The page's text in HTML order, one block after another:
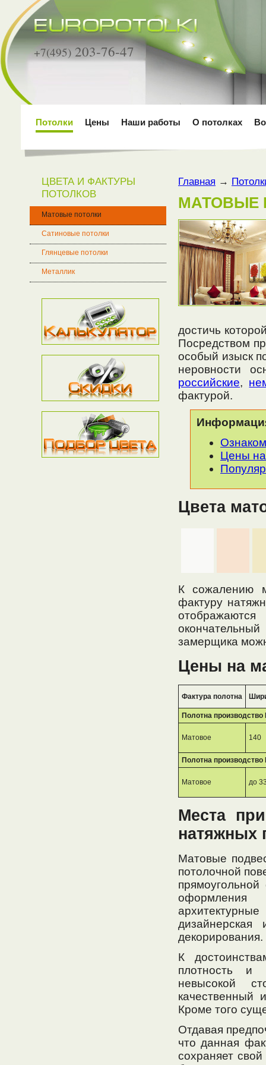
+7(495)203-76-47
Потолки Цены Наши работы О потолках
ЦВЕТА И ФАКТУРЫ
ПОТОЛКОВ
Матовые потолки
Сатиновые потолки
Глянцевые потолки
Металлик
Главная →
МАТОВЫЕ
достичь
Посредством
особый изыск
неровности
российские,
фактурой.
Цены на
Цвета
К сожалению
фактуру
замерщика
Цены на
Фактура полотна
Полотна производство
Матовое 140
Полотна
Матовое до
Места
натяжных
Матовые
потолочной
оформления
дизайнерская
декорирования.
К
плотность и
невысокой
качественный
Кроме того
Отдавая
что данная
сохраняет